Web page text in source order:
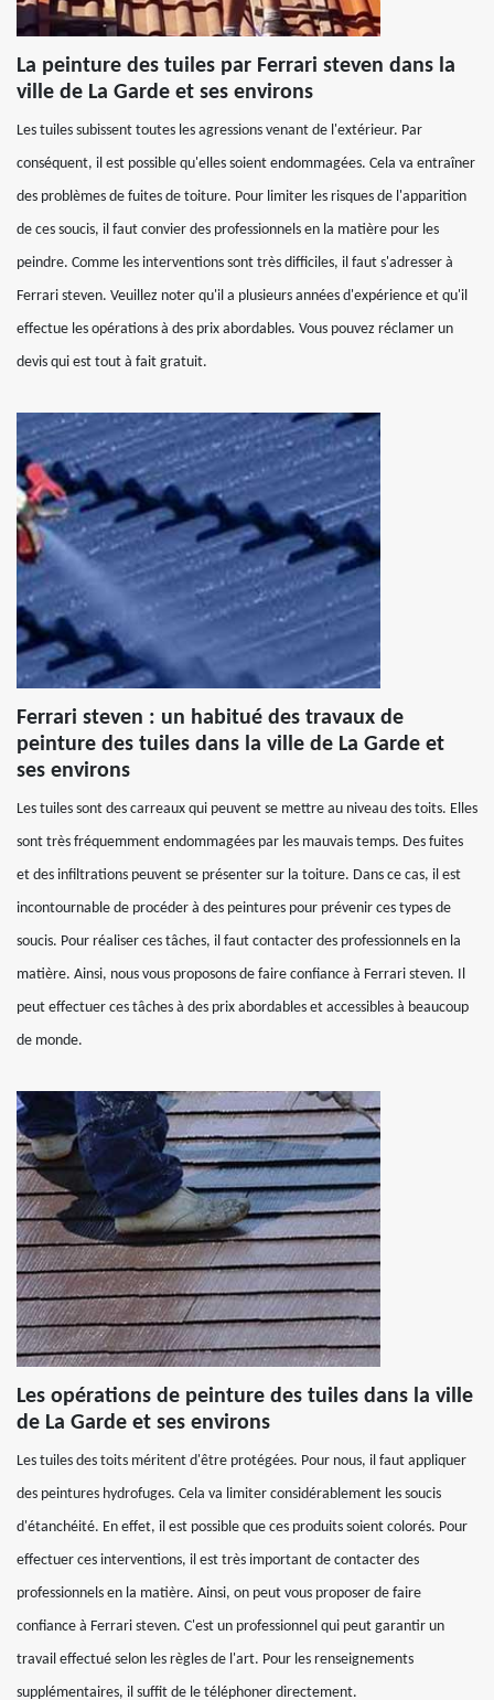
La peinture des tuiles par Ferrari steven dans la
ville de La Garde et ses environs
Les tuiles subissent toutes les agressions venant de l'extérieur. Par
conséquent, il est possible qu'elles soient endommagées. Cela va entraîner
des problèmes de fuites de toiture. Pour limiter les risques de l'apparition
de ces soucis, il faut convier des professionnels en la matière pour les
peindre. Comme les interventions sont très difficiles, il faut s'adresser à
Ferrari steven. Veuillez noter qu'il a plusieurs années d'expérience et qu'il
effectue les opérations à des prix abordables. Vous pouvez réclamer un
devis qui est tout à fait gratuit.
Ferrari steven : un habitué des travaux de
peinture des tuiles dans la ville de La Garde et
ses environs
Les tuiles sont des carreaux qui peuvent se mettre au niveau des toits. Elles
sont très fréquemment endommagées par les mauvais temps. Des fuites
et des infiltrations peuvent se présenter sur la toiture. Dans ce cas, il est
incontournable de procéder à des peintures pour prévenir ces types de
soucis. Pour réaliser ces tâches, il faut contacter des professionnels en la
matière. Ainsi, nous vous proposons de faire confiance à Ferrari steven. Il
peut effectuer ces tâches à des prix abordables et accessibles à beaucoup
de monde.
Les opérations de peinture des tuiles dans la ville
de La Garde et ses environs
Les tuiles des toits méritent d'être protégées. Pour nous, il faut appliquer
des peintures hydrofuges. Cela va limiter considérablement les soucis
d'étanchéité. En effet, il est possible que ces produits soient colorés. Pour
effectuer ces interventions, il est très important de contacter des
professionnels en la matière. Ainsi, on peut vous proposer de faire
confiance à Ferrari steven. C'est un professionnel qui peut garantir un
travail effectué selon les règles de l'art. Pour les renseignements
supplémentaires, il suffit de le téléphoner directement.